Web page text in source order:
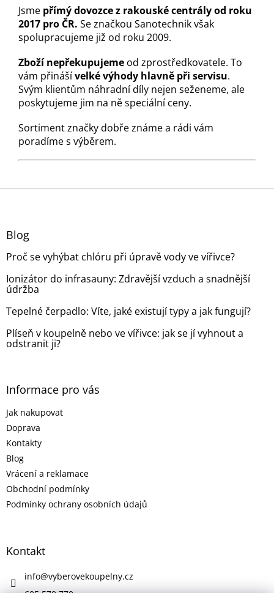
Jsme přímý dovozce z rakouské centrály od roku
2017 pro ČR. Se značkou Sanotechnik však
spolupracujeme již od roku 2009.
Zboží nepřekupujeme od zprostředkovatele. To
vám přinášívelké výhody hlavně při servisu.
Svým klientům náhradní díly nejen seženeme, ale
poskytujeme jim na ně speciální ceny.
Sortiment značky dobře známe a rádi vám
poradíme s výběrem.
Z
Blog
Proč se vyhýbat chlóru při úpravě vody ve vířivce?
Ionizátor do infrasauny: Zdravější vzduch a snadnější
údržba
Tepelné čerpadlo: Víte, jaké existují typy a jak fungují?
Plíseň v koupelně nebo ve vířivce: jak se jí vyhnout a
odstranit ji?
Informace pro vás
Jak nakupovat
Doprava
Kontakty
Blog
Vrácení a reklamace
Obchodní podmínky
Podmínky ochrany osobních údajů
Kontakt
info@vyberovekoupelny.cz